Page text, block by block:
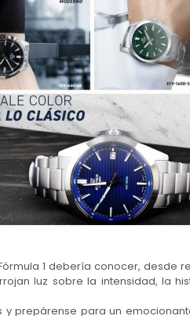
1 debería conocer, desde
luz sobre la intensidad, la
y prepárense para un